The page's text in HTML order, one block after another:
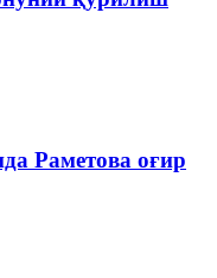
Раметова оғир